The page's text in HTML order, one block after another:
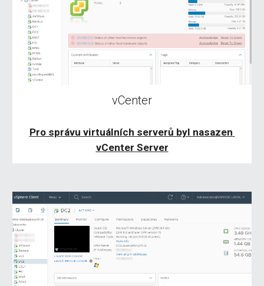
vCenter
Pro správu virtuálních serverů byl nasazen
vCenter Server